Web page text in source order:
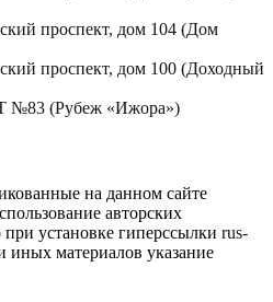
проспект, дом 104 (Дом
проспект, дом 100 (Доходный
№83 (Рубеж «Ижора»)
на данном сайте
авторских
установке гиперссылки rus-
иных материалов указание